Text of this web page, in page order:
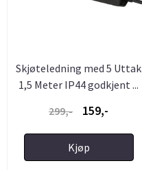
Skjøteledning med 5 Uttak
1,5 Meter IP44 godkjent ...
299,-
159,-
Kjøp